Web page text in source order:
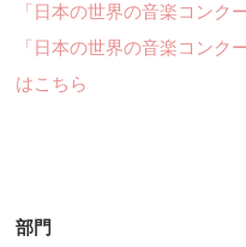
「日本の世界の音楽コンク
「日本の世界の音楽コンク
はこちら
部門